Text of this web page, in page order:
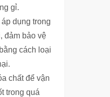
gỉ.
dụng trong
đảm bảo vệ
cách loại
chất để vận
trong quá